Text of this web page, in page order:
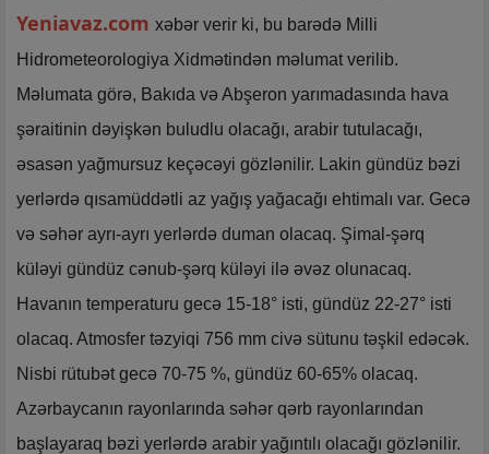
Yeniavaz.com xəbər verir ki, bu barədə Milli
Hidrometeorologiya Xidmətindən məlumat verilib.
Məlumata görə, Bakıda və Abşeron yarımadasında hava
şəraitinin dəyişkən buludlu olacağı, arabir tutulacağı,
əsasən yağmursuz keçəcəyi gözlənilir. Lakin gündüz bəzi
yerlərdə qısamüddətli az yağış yağacağı ehtimalı var. Gecə
və səhər ayrı-ayrı yerlərdə duman olacaq. Şimal-şərq
küləyi gündüz cənub-şərq küləyi ilə əvəz olunacaq.
Havanın temperaturu gecə 15-18° isti, gündüz 22-27° isti
olacaq. Atmosfer təzyiqi 756 mm civə sütunu təşkil edəcək.
Nisbi rütubət gecə 70-75 %, gündüz 60-65% olacaq.
Azərbaycanın rayonlarında səhər qərb rayonlarından
başlayaraq bəzi yerlərdə arabir yağıntılı olacağı gözlənilir.